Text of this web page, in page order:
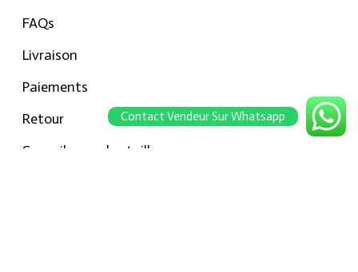
FAQs
Livraison
Paiements
Retour
Conseils pour les tailles
Contact Vendeur Sur Whatsapp